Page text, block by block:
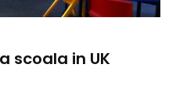
scoala in UK